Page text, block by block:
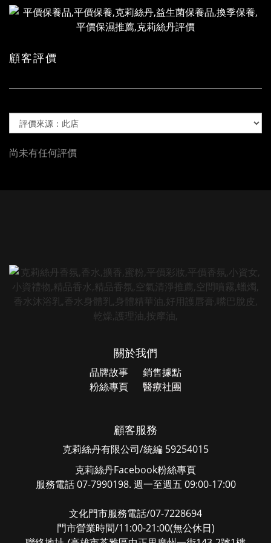
顧客評價
尚未有任何評價
關於我們
品牌故事 銷售據點
粉絲專頁 醫療社團
顧客服務
克莉絲丹有限公司/統編 59254015
克莉絲丹Facebook粉絲專頁
服務電話 07-7990198. 週一至週五 09:00-17:00
文化門市服務電話/07-7228694
門市營業時間/11:00-21:00(無公休日)